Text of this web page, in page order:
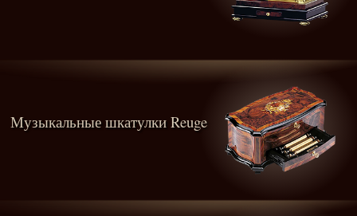
Музыкальные шкатулки Reuge